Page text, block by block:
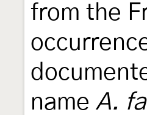
from the
name A.